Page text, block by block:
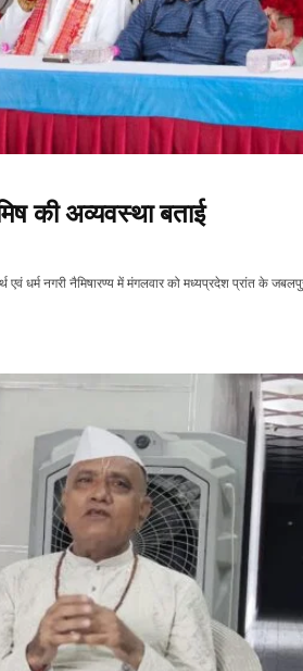
की अव्यवस्था बताई
एवं धर्म नगरी नैमिषारण्य में मंगलवार को मध्यप्रदेश प्रांत के